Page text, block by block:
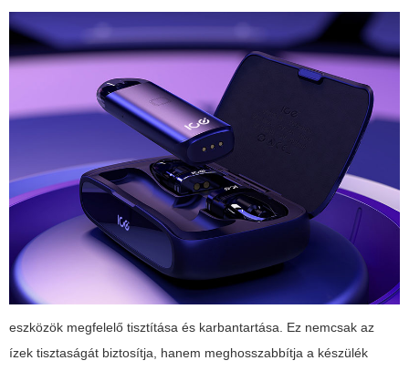
eszközök megfelelő tisztítása és karbantartása. Ez nemcsak az
ízek tisztaságát biztosítja, hanem meghosszabbítja a készülék